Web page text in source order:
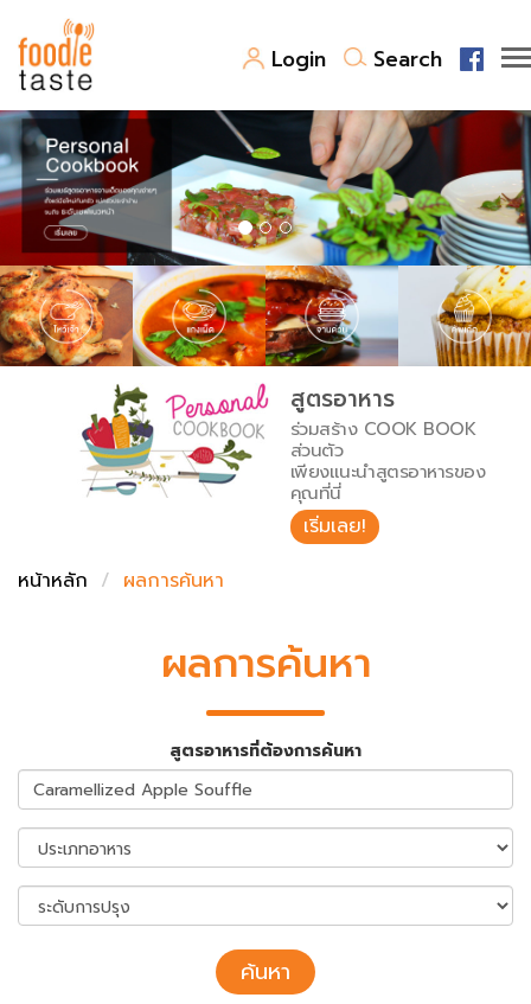
Login Search
สูตรอาหาร
สูตรอาหารล่าสุด
Top Foodie
พาไปชิม
สารพันก้นครัว
เคล็ดลับน่ารู้
เปรียบเทียบหน่วยการตวง
เปรียบเทียบอุณหภูมิ
เปรียบเทียบน้ำหนักวัตถุดิบ
FoodPedia
สร้าง Cookbook
สูตรอาหาร
ร่วมสร้าง COOK BOOK
ส่วนตัว
เพียงแนะนำสูตรอาหารของ
คุณที่นี่
เริ่มเลย!
หน้าหลัก
ผลการค้นหา
ผลการค้นหา
สูตรอาหารที่ต้องการค้นหา
ค้นหา